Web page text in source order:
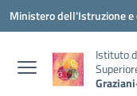
Vai ai contenuti
Vai al menu di navigazione
Vai al footer
Ministero dell'Istruzione
Istituto